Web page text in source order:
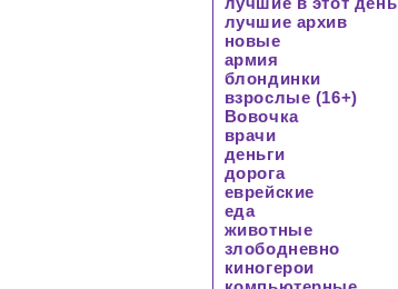
лучшие архив
новые
армия
блондинки
взрослые (16+)
Вовочка
врачи
деньги
дорога
еврейские
еда
животные
злободневно
киногерои